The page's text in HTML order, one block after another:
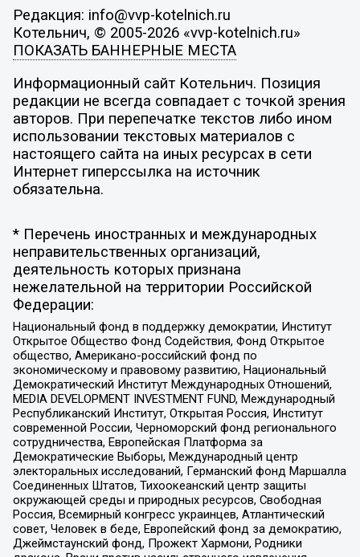
Редакция: info@vvp-kotelnich.ru
Котельнич, © 2005-2026 «vvp-kotelnich.ru»
ПОКАЗАТЬ БАННЕРНЫЕ МЕСТА
Информационный сайт Котельнич. Позиция
редакции не всегда совпадает с точкой зрения
авторов. При перепечатке текстов либо ином
использовании текстовых материалов с
настоящего сайта на иных ресурсах в сети
Интернет гиперссылка на источник
обязательна.
* Перечень иностранных и международных
неправительственных организаций,
деятельность которых признана
нежелательной на территории Российской
Федерации:
Национальный фонд в поддержку демократии, Институт
Открытое Общество Фонд Содействия, Фонд Открытое
общество, Американо-российский фонд по
экономическому и правовому развитию, Национальный
Демократический Институт Международных Отношений,
MEDIA DEVELOPMENT INVESTMENT FUND, Международный
Республиканский Институт, Открытая Россия, Институт
современной России, Черноморский фонд регионального
сотрудничества, Европейская Платформа за
Демократические Выборы, Международный центр
электоральных исследований, Германский фонд Маршалла
Соединенных Штатов, Тихоокеанский центр защиты
окружающей среды и природных ресурсов, Свободная
Россия, Всемирный конгресс украинцев, Атлантический
совет, Человек в беде, Европейский фонд за демократию,
Джеймстаунский фонд, Прожект Хармони, Родники